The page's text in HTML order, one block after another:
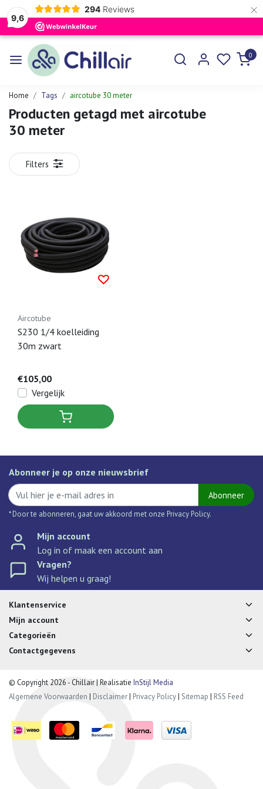
9,6
294 Reviews ×
0
Home Tags aircotube 30 meter
Producten getagd met aircotube
30 meter
Filters
Aircotube
S230 1/4 koelleiding
30m zwart
€105,00
Vergelijk
Abonneer je op onze nieuwsbrief
Abonneer
* Door te abonneren, gaat uw akkoord met onze Privacy Policy.
Mijn account
Log in of maak een account aan
Vragen?
Wij helpen u graag!
Klantenservice
Mijn account
Categorieën
Contactgegevens
© Copyright 2026 - Chillair | Realisatie InStijl Media
Algemene Voorwaarden | Disclaimer| Privacy Policy| Sitemap | RSS Feed